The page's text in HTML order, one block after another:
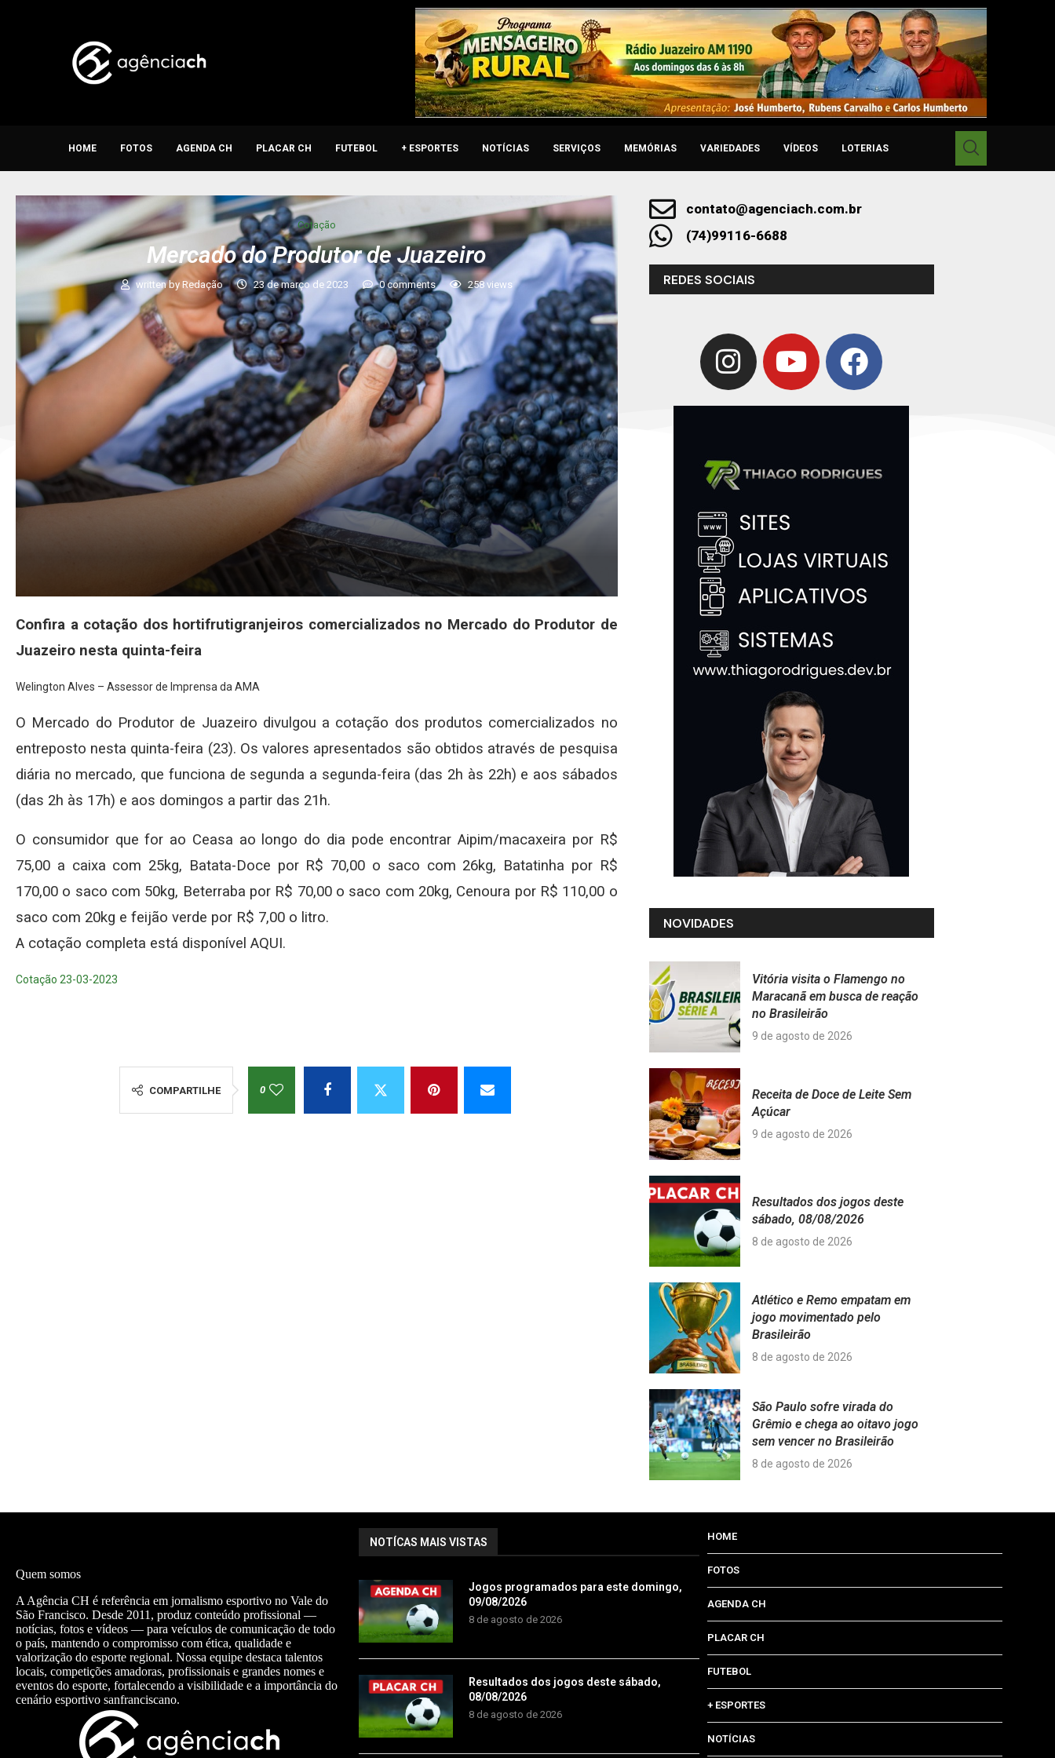
HOME FOTOS AGENDA CH PLACAR CH FUTEBOL + ESPORTES NOTÍCIAS SERVIÇOS MEMÓRIAS VARIEDADES VÍDEOS LOTERIAS
Cotação
Mercado do Produtor de Juazeiro
written by Redação 23 de março de 2023 0 comments 258views
Confira a cotação dos hortifrutigranjeiros comercializados no Mercado do Produtor de
Juazeiro nesta quinta-feira
Welington Alves – Assessor de Imprensa da AMA
O Mercado do Produtor de Juazeiro divulgou a cotação dos produtos comercializados no
entreposto nesta quinta-feira (23). Os valores apresentados são obtidos através de pesquisa
diária no mercado, que funciona de segunda a segunda-feira (das 2h às 22h) e aos sábados
(das 2h às 17h) e aos domingos a partir das 21h.
O consumidor que for ao Ceasa ao longo do dia pode encontrar Aipim/macaxeira por R$
75,00 a caixa com 25kg, Batata-Doce por R$ 70,00 o saco com 26kg, Batatinha por R$
170,00 o saco com 50kg, Beterraba por R$ 70,00 o saco com 20kg, Cenoura por R$ 110,00 o
saco com 20kg e feijão verde por R$ 7,00 o litro.
A cotação completa está disponível AQUI.
Cotação 23-03-2023
COMPARTILHE 0
contato@agenciach.com.br
(74)99116-6688
REDES SOCIAIS
NOVIDADES
Vitória visita o Flamengo no
Maracanã em busca de reação
no Brasileirão
9 de agosto de 2026
Receita de Doce de Leite Sem
Açúcar
9 de agosto de 2026
Resultados dos jogos deste
sábado, 08/08/2026
8 de agosto de 2026
Atlético e Remo empatam em
jogo movimentado pelo
Brasileirão
8 de agosto de 2026
São Paulo sofre virada do
Grêmio e chega ao oitavo jogo
sem vencer no Brasileirão
8 de agosto de 2026
Quem somos
A Agência CH é referência em jornalismo esportivo no Vale do
São Francisco. Desde 2011, produz conteúdo profissional —
notícias, fotos e vídeos — para veículos de comunicação de todo
o país, mantendo o compromisso com ética, qualidade e
valorização do esporte regional. Nossa equipe destaca talentos
locais, competições amadoras, profissionais e grandes nomes e
eventos do esporte, fortalecendo a visibilidade e a importância do
cenário esportivo sanfranciscano.
NOTÍCAS MAIS VISTAS
Jogos programados para este domingo,
09/08/2026
8 de agosto de 2026
Resultados dos jogos deste sábado,
08/08/2026
8 de agosto de 2026
HOME
FOTOS
AGENDA CH
PLACAR CH
FUTEBOL
+ ESPORTES
NOTÍCIAS